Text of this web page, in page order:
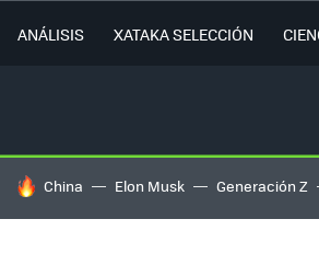
ANÁLISIS XATAKA SELECCIÓN
HOY SE HABLA DE
China Elon Musk Generación Z